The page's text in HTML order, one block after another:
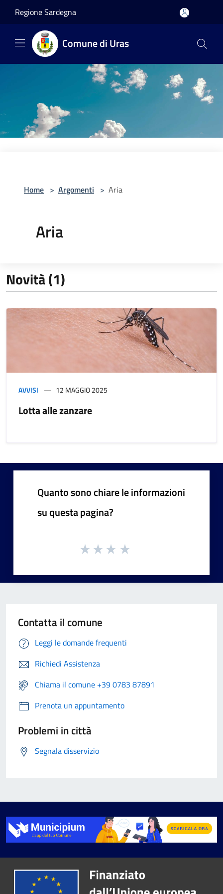
Regione Sardegna
Comune di Uras
Home > Argomenti > Aria
Aria
Novità (1)
AVVISI 12 MAGGIO 2025
Lotta alle zanzare
Quanto sono chiare le informazioni
su questa pagina?
Contatta il comune
Leggi le domande frequenti
Richiedi Assistenza
Chiama il comune +39 0783 87891
Prenota un appuntamento
Problemi in città
Segnala disservizio